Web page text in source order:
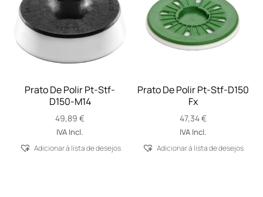
Prato De Polir Pt-Stf-
D150-M14
49,89€
IVA Incl.
Adicionar á lista de desejos
Prato De Polir Pt-Stf-D150
Fx
47,34€
IVA Incl.
Adicionar á lista de desejos